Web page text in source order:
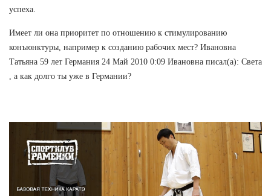
успеха.
Имеет ли она приоритет по отношению к стимулированию
конъюнктуры, например к созданию рабочих мест? Ивановна
Татьяна 59 лет Германия 24 Май 2010 0:09 Ивановна писал(а): Света
, а как долго ты уже в Германии?